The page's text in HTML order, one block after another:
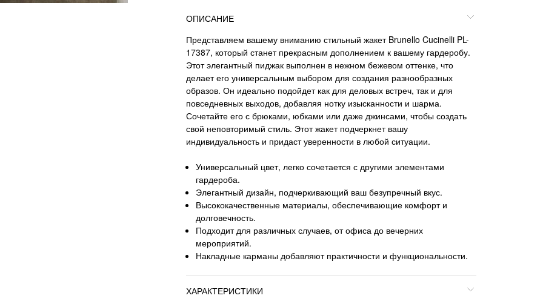
ОПИСАНИЕ
Представляем вашему вниманию стильный жакет Brunello Cucinelli PL-
17387, который станет прекрасным дополнением к вашему гардеробу.
Этот элегантный пиджак выполнен в нежном бежевом оттенке, что
делает его универсальным выбором для создания разнообразных
образов. Он идеально подойдет как для деловых встреч, так и для
повседневных выходов, добавляя нотку изысканности и шарма.
Сочетайте его с брюками, юбками или даже джинсами, чтобы создать
свой неповторимый стиль. Этот жакет подчеркнет вашу
индивидуальность и придаст уверенности в любой ситуации.
Универсальный цвет, легко сочетается с другими элементами
гардероба.
Элегантный дизайн, подчеркивающий ваш безупречный вкус.
Высококачественные материалы, обеспечивающие комфорт и
долговечность.
Подходит для различных случаев, от офиса до вечерних
мероприятий.
Накладные карманы добавляют практичности и функциональности.
ХАРАКТЕРИСТИКИ